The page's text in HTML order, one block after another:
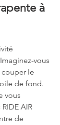
à
vous
couper le
de fond.
vous
AIR
de